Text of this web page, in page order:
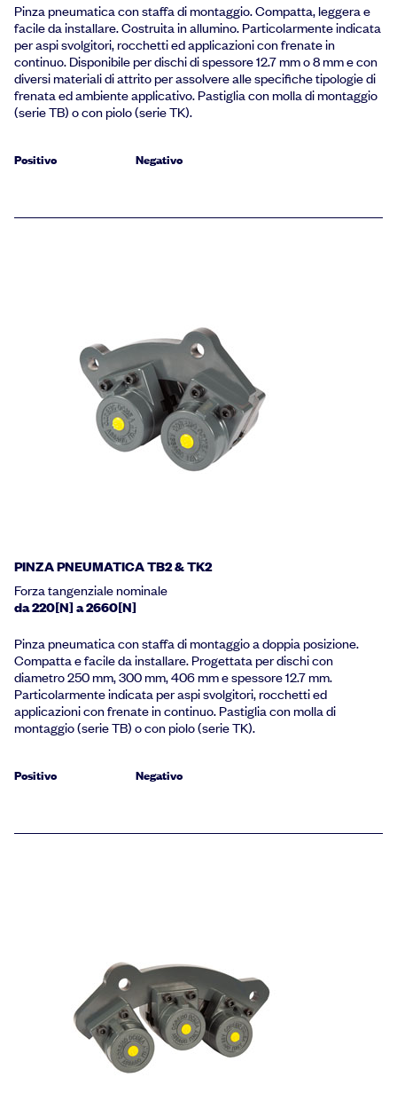
Pinza pneumatica con staffa di montaggio. Compatta, leggera e
facile da installare. Costruita in allumino. Particolarmente indicata
per aspi svolgitori, rocchetti ed applicazioni con frenate in
continuo. Disponibile per dischi di spessore 12.7 mm o 8 mm e con
diversi materiali di attrito per assolvere alle specifiche tipologie di
frenata ed ambiente applicativo. Pastiglia con molla di montaggio
(serie TB) o con piolo (serie TK).
Positivo Negativo
PINZA PNEUMATICA TB2 & TK2
Forza tangenziale nominale
da 220[N] a 2660[N]
Pinza pneumatica con staffa di montaggio a doppia posizione.
Compatta e facile da installare. Progettata per dischi con
diametro 250 mm, 300 mm, 406 mm e spessore 12.7 mm.
Particolarmente indicata per aspi svolgitori, rocchetti ed
applicazioni con frenate in continuo. Pastiglia con molla di
montaggio (serie TB) o con piolo (serie TK).
Positivo Negativo